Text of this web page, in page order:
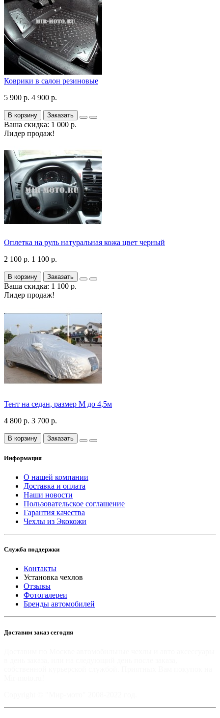
Коврики в салон резиновые
5 900 р. 4 900 р.
В корзину Заказать
Ваша скидка: 1 000 р.
Лидер продаж!
Оплетка на руль натуральная кожа цвет черный
2 100 р. 1 100 р.
В корзину Заказать
Ваша скидка: 1 100 р.
Лидер продаж!
Тент на седан, размер М до 4,5м
4 800 р. 3 700 р.
В корзину Заказать
Информация
О нашей компании
Доставка и оплата
Наши новости
Пользовательское соглашение
Гарантия качества
Чехлы из Экокожи
Служба поддержки
Контакты
Установка чехлов
Отзывы
Фотогалереи
Бренды автомобилей
Доставим заказ сегодня